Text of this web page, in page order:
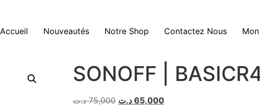
Accueil Nouveautés Notre Shop Contactez Nous
SONOFF |
75,000 د.ت 65,000 د.ت